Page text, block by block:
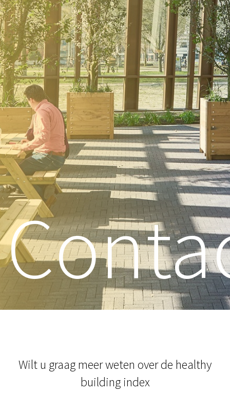
Wilt u graag meer weten over de healthy
building index